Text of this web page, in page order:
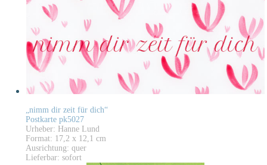
„nimm dir zeit für dich“
Postkarte pk5027
Urheber: Hanne Lund
Format: 17,2 x 12,1 cm
Ausrichtung: quer
Lieferbar: sofort